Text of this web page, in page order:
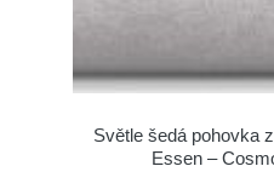
Světle šedá pohovka
Essen –